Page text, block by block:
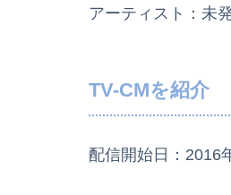
アーティスト：未
TV-CMを紹介
配信開始日：2016